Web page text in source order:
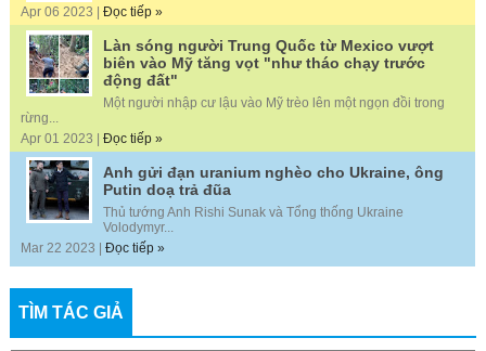
Apr 06 2023 | Đọc tiếp »
Làn sóng người Trung Quốc từ Mexico vượt
biên vào Mỹ tăng vọt "như tháo chạy trước
động đất"
Một người nhập cư lậu vào Mỹ trèo lên một ngọn đồi trong
rừng...
Apr 01 2023 | Đọc tiếp »
Anh gửi đạn uranium nghèo cho Ukraine, ông
Putin doạ trả đũa
Thủ tướng Anh Rishi Sunak và Tổng thống Ukraine
Volodymyr...
Mar 22 2023 | Đọc tiếp »
TÌM TÁC GIẢ